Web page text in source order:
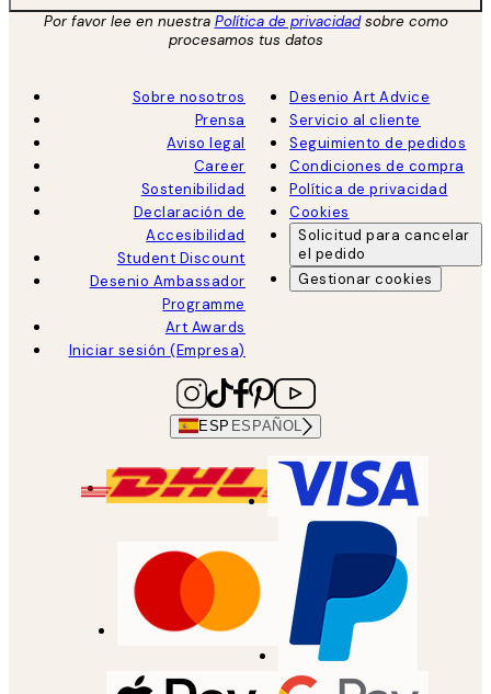
Por favor lee en nuestra Política de privacidadsobre como
procesamos tus datos
Sobre nosotros
Prensa
Aviso legal
Career
Sostenibilidad
Declaración de
Accesibilidad
Student Discount
Desenio Ambassador
Programme
Art Awards
Iniciar sesión (Empresa)
Desenio Art Advice
Servicio al cliente
Seguimiento de pedidos
Condiciones de compra
Política de privacidad
Cookies
Solicitud para cancelar
el pedido
Gestionar cookies
ESP ESPAÑOL